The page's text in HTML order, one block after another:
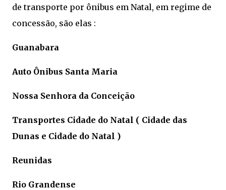
de transporte por ônibus em Natal, em regime de
concessão, são elas :
Guanabara
Auto Ônibus Santa Maria
Nossa Senhora da Conceição
Transportes Cidade do Natal ( Cidade das
Dunas e Cidade do Natal )
Reunidas
Rio Grandense